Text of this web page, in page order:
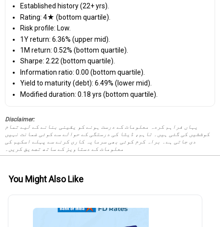
Established history (22+ yrs).
Rating: 4★ (bottom quartile).
Risk profile: Low.
1Y return: 6.36% (upper mid).
1M return: 0.52% (bottom quartile).
Sharpe: 2.22 (bottom quartile).
Information ratio: 0.00 (bottom quartile).
Yield to maturity (debt): 6.49% (lower mid).
Modified duration: 0.18 yrs (bottom quartile).
Disclaimer:
یہاں فراہم کردہ معلومات کے درست ہونے کو یقینی بنانے کے لیے تمام
کوششیں کی گئی ہیں۔ تاہم، ڈیٹا کی درستگی کے حوالے سے کوئی ضمانت نہیں
دی جاتی ہے۔ براہ کرم کوئی بھی سرمایہ کاری کرنے سے پہلے اسکیم کی
معلومات کے دستاویز کے ساتھ تصدیق کریں۔
You Might Also Like